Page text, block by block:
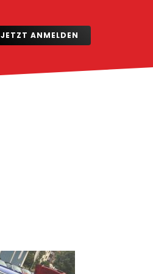
JETZT ANMELDEN